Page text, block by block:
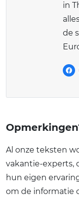
in
de
Al onze teksten
vakantie-experts,
hun eigen
om de informatie